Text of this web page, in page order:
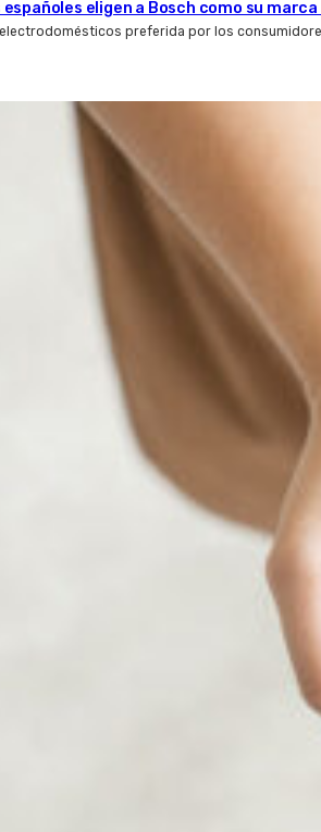
españoles eligen a Bosch como su
preferida por los